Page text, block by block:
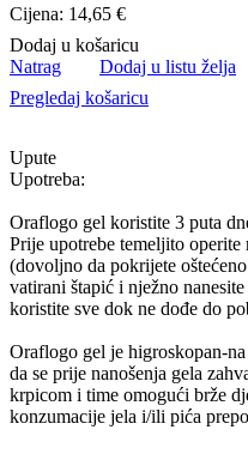
Cijena: 14,65 €
Dodaj u košaricu
Natrag
Dodaj u listu želja
Pregledaj košaricu
Upute
Upotreba:
Oraflogo gel koristite 3 puta
Prije upotrebe temeljito
(dovoljno da pokrijete
vatirani štapić i nježno
koristite sve dok ne dođe do
Oraflogo gel je higroskopan-
da se prije nanošenja gela
krpicom i time omogući brže
konzumacije jela i/ili pića